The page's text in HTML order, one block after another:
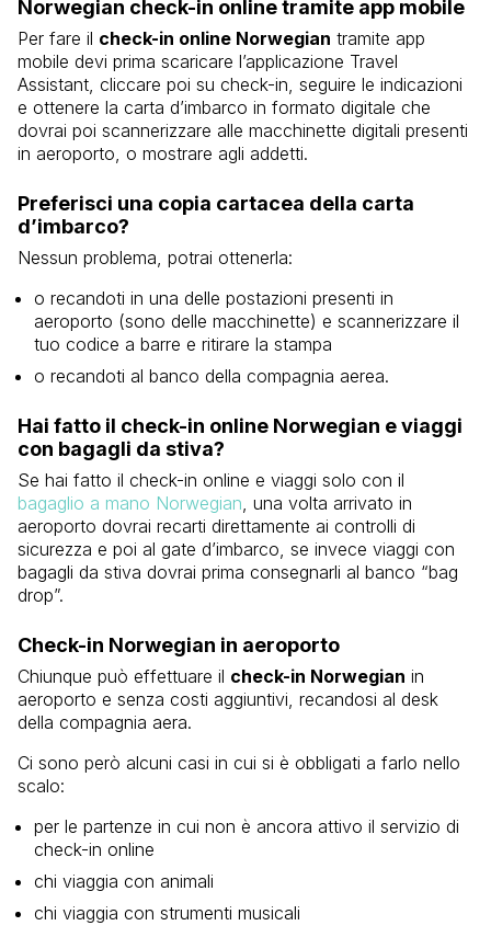
Norwegian check-in online tramite app mobile
Per fare il check-in online Norwegian tramite app
mobile devi prima scaricare l’applicazione Travel
Assistant, cliccare poi su check-in, seguire le indicazioni
e ottenere la carta d’imbarco in formato digitale che
dovrai poi scannerizzare alle macchinette digitali presenti
in aeroporto, o mostrare agli addetti.
Preferisci una copia cartacea della carta
d’imbarco?
Nessun problema, potrai ottenerla:
o recandoti in una delle postazioni presenti in
aeroporto (sono delle macchinette) e scannerizzare il
tuo codice a barre e ritirare la stampa
o recandoti al banco della compagnia aerea.
Hai fatto il check-in online Norwegian e viaggi
con bagagli da stiva?
Se hai fatto il check-in online e viaggi solo con il
bagaglio a mano Norwegian, una volta arrivato in
aeroporto dovrai recarti direttamente ai controlli di
sicurezza e poi al gate d’imbarco, se invece viaggi con
bagagli da stiva dovrai prima consegnarli al banco “bag
drop”.
Check-in Norwegian in aeroporto
Chiunque può effettuare il check-in Norwegian in
aeroporto e senza costi aggiuntivi, recandosi al desk
della compagnia aera.
Ci sono però alcuni casi in cui si è obbligati a farlo nello
scalo:
per le partenze in cui non è ancora attivo il servizio di
check-in online
chi viaggia con animali
chi viaggia con strumenti musicali